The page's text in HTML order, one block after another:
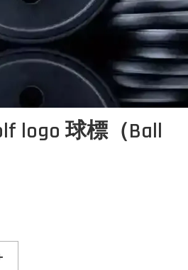
logo 球標（Ball